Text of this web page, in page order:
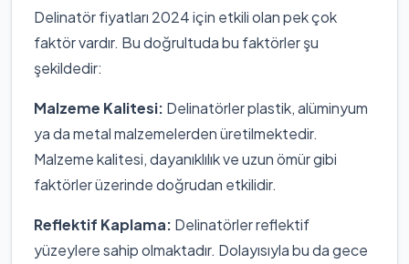
Delinatör fiyatları 2024 için etkili olan pek çok
faktör vardır. Bu doğrultuda bu faktörler şu
şekildedir:
Malzeme Kalitesi: Delinatörler plastik, alüminyum
ya da metal malzemelerden üretilmektedir.
Malzeme kalitesi, dayanıklılık ve uzun ömür gibi
faktörler üzerinde doğrudan etkilidir.
Reflektif Kaplama: Delinatörler reflektif
yüzeylere sahip olmaktadır. Dolayısıyla bu da gece